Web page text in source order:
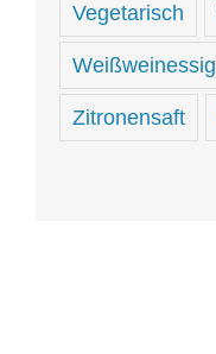
Vegetarisch
Weißweinessig
Zitronensaft